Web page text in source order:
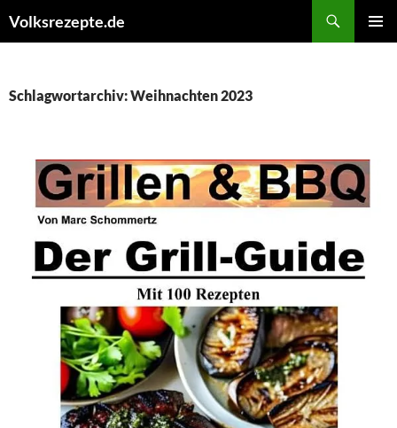
Inhalt
Volksrezepte.de
Schlagwortarchiv: Weihnachten 2023